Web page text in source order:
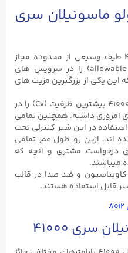
ماسونیلان سری
کنترل ولو ماسونیلان ۴۱۰۰۰ طیف وسیعی از محدوده مجاز
افت فشار (allowable pressure drop) را در سرویس های
یکی از بزرگترین مزیت های
کنترل ولو ماسونیلان سری ۴۱۰۰۰ بیشترین ظرفیت (Cv) را در
امروزی داشته. همچنین تمامی
در این شیر کنترلی تحت
اند. ازین رو طول عمر تمامی
درخواست مشتری و آنچه که
میباشند.
و ضد صدا در قالب
سری ۴۱۰۰۰